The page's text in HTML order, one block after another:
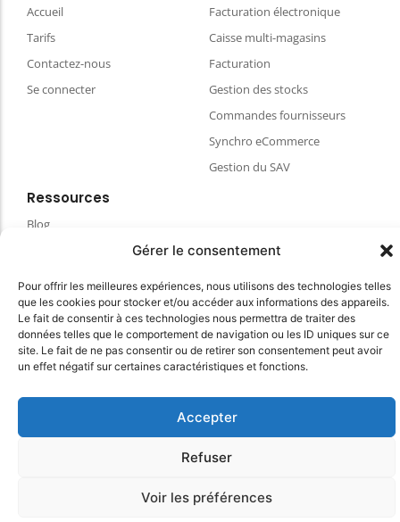
Gérer le consentement
Pour offrir les meilleures expériences, nous utilisons des technologies telles
que les cookies pour stocker et/ou accéder aux informations des appareils.
Le fait de consentir à ces technologies nous permettra de traiter des
données telles que le comportement de navigation ou les ID uniques sur ce
site. Le fait de ne pas consentir ou de retirer son consentement peut avoir
un effet négatif sur certaines caractéristiques et fonctions.
Accepter
Refuser
Voir les préférences
Accueil
Tarifs
Contactez-nous
Se connecter
Facturation électronique
Caisse multi-magasins
Facturation
Gestion des stocks
Commandes fournisseurs
Synchro eCommerce
Gestion du SAV
Ressources
Blog
Espace client
CGVU
Politique de confidentialité
© 2025 myKomela cloud – Tous droits réservés